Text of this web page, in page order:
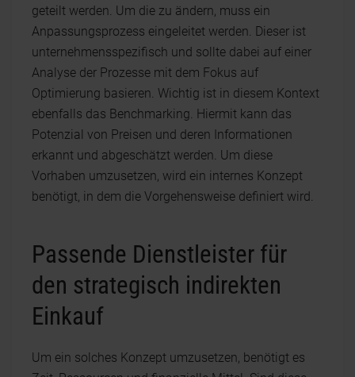
geteilt werden. Um die zu ändern, muss ein
Anpassungsprozess eingeleitet werden. Dieser ist
unternehmensspezifisch und sollte dabei auf einer
Analyse der Prozesse mit dem Fokus auf
Optimierung basieren. Wichtig ist in diesem Kontext
ebenfalls das Benchmarking. Hiermit kann das
Potenzial von Preisen und deren Informationen
erkannt und abgeschätzt werden. Um diese
Vorhaben umzusetzen, wird ein internes Konzept
benötigt, in dem die Vorgehensweise definiert wird.
Passende Dienstleister für
den strategisch indirekten
Einkauf
Um ein solches Konzept umzusetzen, benötigt es